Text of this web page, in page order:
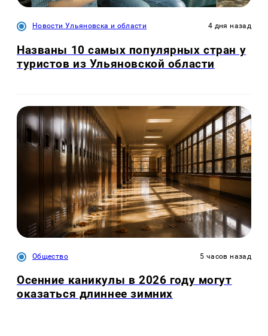
Новости Ульяновска и области 4 дня назад
Названы 10 самых популярных стран у
туристов из Ульяновской области
Общество 5 часов назад
Осенние каникулы в 2026 году могут
оказаться длиннее зимних